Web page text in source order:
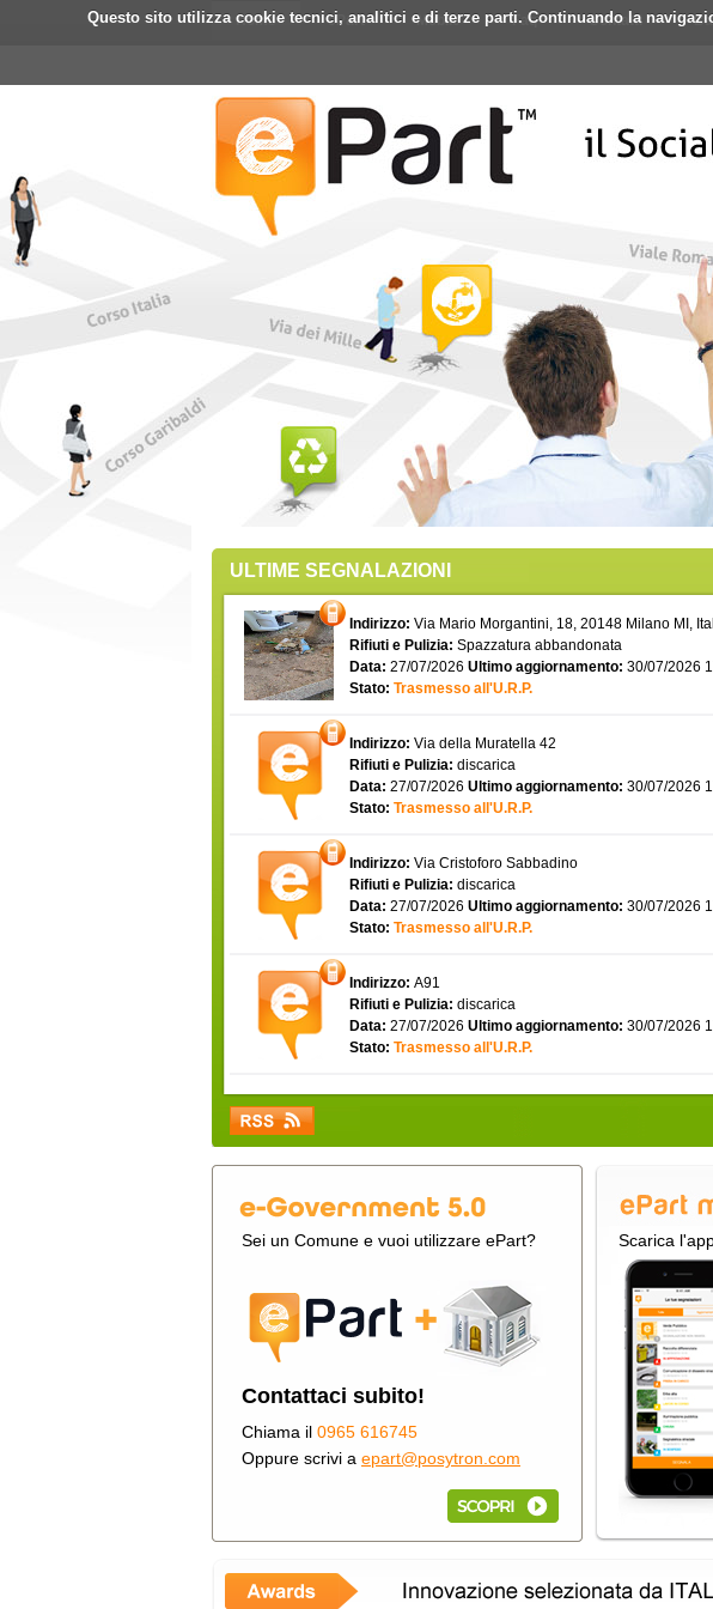
Questo sito utilizza cookie tecnici, analitici e di terze parti. Continuando la
Home ePart Mobile Faq Contatti
ULTIME SEGNALAZIONI
Indirizzo: Via Mario Morgantini, 18, 20148 Milano MI,
Rifiuti e Pulizia: Spazzatura abbandonata
Data: 27/07/2026 Ultimo aggiornamento: 30/07/2026
Stato: Trasmesso all'U.R.P.
Indirizzo: Via della Muratella 42
Rifiuti e Pulizia: discarica
Data: 27/07/2026 Ultimo aggiornamento: 30/07/2026
Stato: Trasmesso all'U.R.P.
Indirizzo: Via Cristoforo Sabbadino
Rifiuti e Pulizia: discarica
Data: 27/07/2026 Ultimo aggiornamento: 30/07/2026
Stato: Trasmesso all'U.R.P.
Indirizzo: A91
Rifiuti e Pulizia: discarica
Data: 27/07/2026 Ultimo aggiornamento: 30/07/2026
Stato: Trasmesso all'U.R.P.
Sei un Comune e vuoi utilizzare ePart?
Contattaci subito!
Chiama il 0965 616745
Oppure scrivi a epart@posytron.com
Scarica